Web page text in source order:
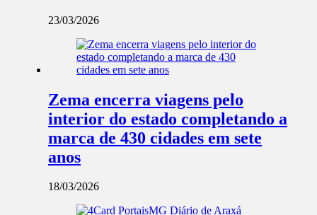
23/03/2026
Zema encerra viagens pelo
interior do estado completando a
marca de 430 cidades em sete
anos
18/03/2026